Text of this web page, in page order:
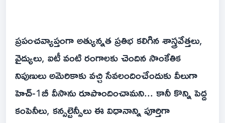
ప్రపంచవ్యాప్తంగా అత్యున్నత ప్రతిభ కలిగిన శాస్త్రవేత్తలు,
వైద్యులు, ఐటీ వంటి రంగాలకు చెందిన సాంకేతిక
నిపుణులు అమెరికాకు వచ్చి సేవలందించేందుకు వీలుగా
హెచ్-1బీ వీసాను రూపొందించామని... కానీ కొన్ని పెద్ద
కంపెనీలు, కన్సల్టెన్సీలు ఈ విధానాన్ని పూర్తిగా